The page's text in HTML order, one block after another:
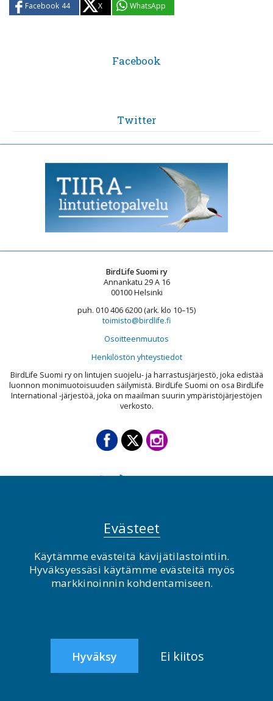
Facebook 44 X WhatsApp
Facebook
Twitter
BirdLife Suomi ry
Annankatu 29 A 16
00100 Helsinki
puh. 010 406 6200 (ark. klo 10–15)
toimisto@birdlife.fi
Osoitteenmuutos
Henkilöstön yhteystiedot
BirdLife Suomi ry on lintujen suojelu- ja harrastusjärjestö, joka edistää
luonnon monimuotoisuuden säilymistä. BirdLife Suomi on osa BirdLife
International -järjestöä, joka on maailman suurin ympäristöjärjestöjen
verkosto.
© BirdLife Suomi ry 2026
Evästeet
Käytämme evästeitä kävijätilastointiin.
Hyväksyessäsi käytämme evästeitä myös
markkinoinnin kohdentamiseen.
Hyväksy Ei kiitos